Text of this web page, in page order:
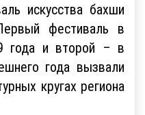
искусства бахши
фестиваль в
года и второй – в
года вызвали
кругах региона